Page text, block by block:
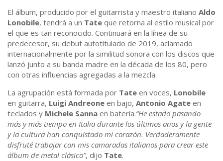
El álbum, producido por el guitarrista y maestro italiano Aldo
Lonobile, tendrá a un Tate que retorna al estilo musical por
el que es tan reconocido. Continuará en la línea de su
predecesor, su debut autotitulado de 2019, aclamado
internacionalmente por la similitud sonora con los discos que
lanzó junto a su banda madre en la década de los 80, pero
con otras influencias agregadas a la mezcla.
La agrupación está formada por Tate en voces, Lonobile
en guitarra, Luigi Andreone en bajo, Antonio Agate en
teclados y Michele Sanna en batería.“He estado pasando
más y más tiempo en Italia durante los últimos años y la gente
y la cultura han conquistado mi corazón. Verdaderamente
disfruté trabajar con mis camaradas italianos para crear este
álbum de metal clásico”, dijo Tate.